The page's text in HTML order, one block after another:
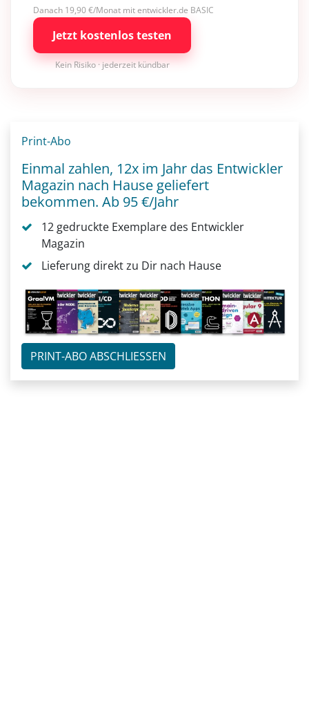
Danach 19,90 €/Monat mit entwickler.de BASIC
Jetzt kostenlos testen
Kein Risiko · jederzeit kündbar
Print-Abo
Einmal zahlen, 12x im Jahr das Entwickler
Magazin nach Hause geliefert
bekommen. Ab 95 €/Jahr
12 gedruckte Exemplare des Entwickler
Magazin
Lieferung direkt zu Dir nach Hause
PRINT-ABO ABSCHLIESSEN